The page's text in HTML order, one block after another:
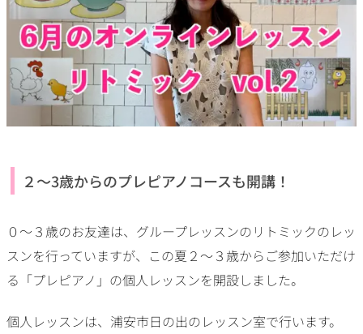
２～3歳からのプレピアノコースも開講！
０～３歳のお友達は、グループレッスンのリトミックのレッ
スンを行っていますが、この夏２～３歳からご参加いただけ
る「プレピアノ」の個人レッスンを開設しました。
個人レッスンは、浦安市日の出のレッスン室で行います。